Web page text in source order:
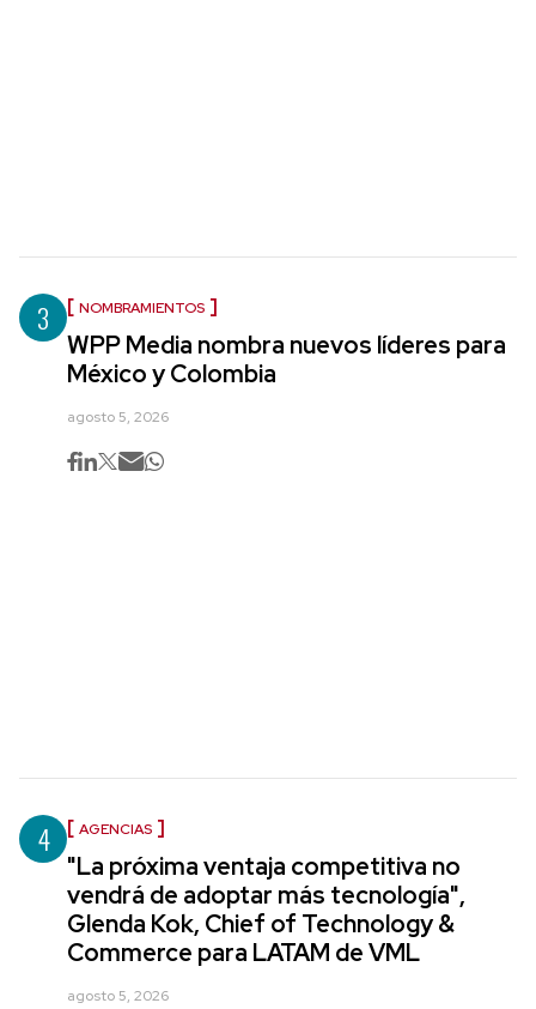
3 NOMBRAMIENTOS
WPP Media nombra nuevos líderes para
México y Colombia
agosto 5, 2026
4 AGENCIAS
"La próxima ventaja competitiva no
vendrá de adoptar más tecnología",
Glenda Kok, Chief of Technology &
Commerce para LATAM de VML
agosto 5, 2026